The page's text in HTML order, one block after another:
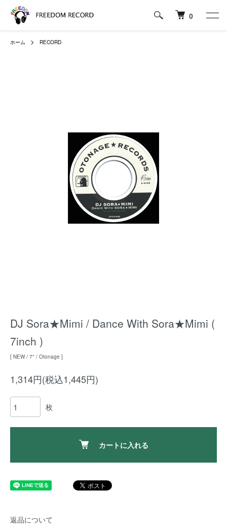
0
ホーム RECORD
DJ Sora★Mimi / Dance With Sora★Mimi (
7inch )
[ NEW / 7" / Otonage ]
1,314円(税込1,445円)
枚
カートに入れる
返品について